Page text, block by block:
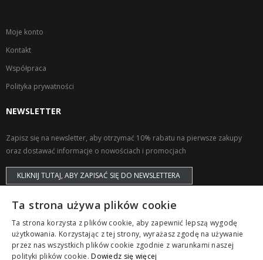
Moje konto
Kontakt
Współpraca
Polityka prywatności
NEWSLETTER
Zapisz się na newsletter, aby otrzymać 10% rabatu na pierwsze zakupy
oraz dostawać informacje o nowościach i promocjach
KLIKNIJ TUTAJ, ABY ZAPISAĆ SIĘ DO NEWSLETTERA
Copyright © ZAPS. All Rights Reserved.
Ta strona używa plików cookie
Ta strona korzysta z plików cookie, aby zapewnić lepszą wygodę
użytkowania. Korzystając z tej strony, wyrażasz zgodę na używanie
przez nas wszystkich plików cookie zgodnie z warunkami naszej
polityki plików cookie.Dowiedz się więcej